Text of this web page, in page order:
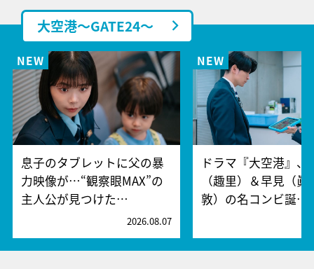
大空港～GATE24～
息子のタブレットに父の暴
力映像が…“観察眼MAX”の
主人公が見つけた…
2026.08.07
ドラマ『大空港』、
（趣里）＆早見（眞
敦）の名コンビ誕…